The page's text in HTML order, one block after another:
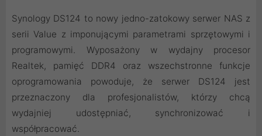
Synology DS124 to nowy jedno-zatokowy serwer NAS z
serii Value z imponującymi parametrami sprzętowymi i
programowymi. Wyposażony w wydajny procesor
Realtek, pamięć DDR4 oraz wszechstronne funkcje
oprogramowania powoduje, że serwer DS124 jest
przeznaczony dla profesjonalistów, którzy chcą
wydajniej udostępniać, synchronizować i
współpracować.